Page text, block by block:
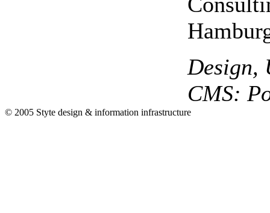
Design,
CMS:
© 2005 Styte design & information infrastructure